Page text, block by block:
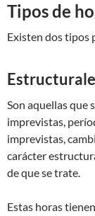
Tipos de
Existen dos tipos
Son aquellas que
imprevistas,
imprevistas,
carácter
de que se trate.
Estas horas